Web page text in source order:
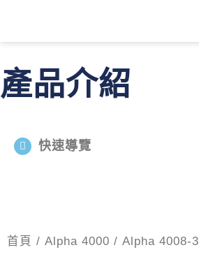
要
內
產品介紹
快速導覽
首頁 / Alpha 4000 / Alpha 4008-3